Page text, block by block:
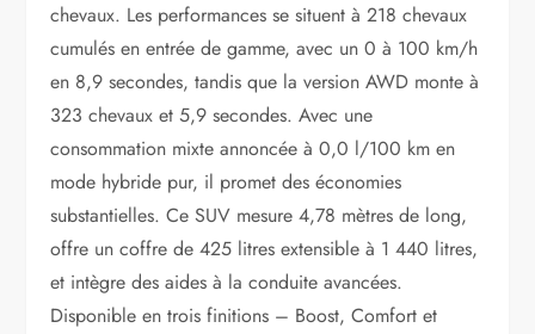
chevaux. Les performances se situent à 218 chevaux
cumulés en entrée de gamme, avec un 0 à 100 km/h
en 8,9 secondes, tandis que la version AWD monte à
323 chevaux et 5,9 secondes. Avec une
consommation mixte annoncée à 0,0 l/100 km en
mode hybride pur, il promet des économies
substantielles. Ce SUV mesure 4,78 mètres de long,
offre un coffre de 425 litres extensible à 1 440 litres,
et intègre des aides à la conduite avancées.
Disponible en trois finitions – Boost, Comfort et